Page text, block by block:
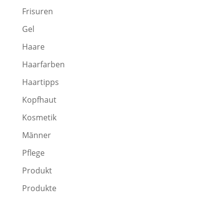
Frisuren
Gel
Haare
Haarfarben
Haartipps
Kopfhaut
Kosmetik
Männer
Pflege
Produkt
Produkte